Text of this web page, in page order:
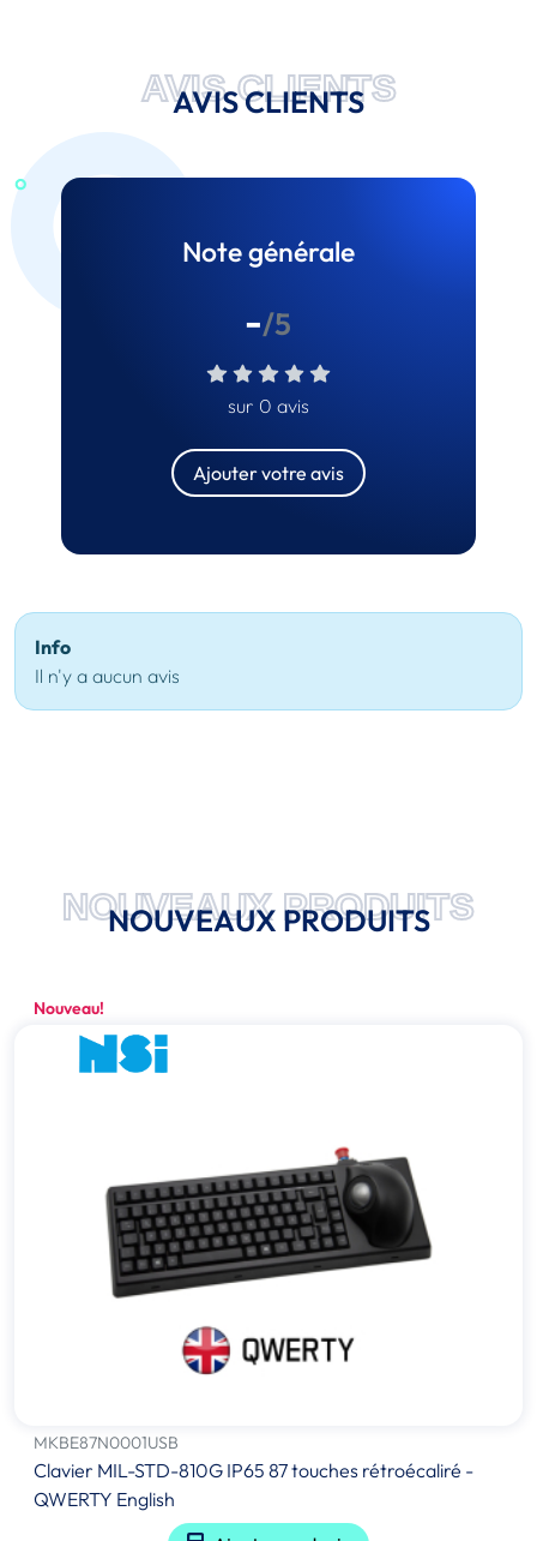
AVIS CLIENTS
AVIS CLIENTS
Note générale
-/5
sur 0 avis
Ajouter votre avis
Info
Il n'y a aucun avis
NOUVEAUX PRODUITS
NOUVEAUX PRODUITS
Nouveau!
MKBE87N0001USB
Clavier MIL-STD-810G IP65 87 touches rétroécaliré -
QWERTY English